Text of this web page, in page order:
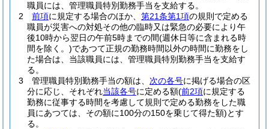
職員には、管理職員特別勤務手当を支給する。
2
前項に規定する場合のほか、 第21条第1項の規則で定める
職員が災害への対処その他の臨時又は緊急の必要により午
後10時から翌日の午前5時までの間(週休日等に含まれる時
間を除く。)であつて正規の勤務時間以外の時間に勤務をし
た場合は、当該職員には、管理職員特別勤務手当を支給す
る。
3
管理職員特別勤務手当の額は、 次の各号に掲げる場合の区
分に応じ、それぞれ当該各号に定める額(前2項に規定する
勤務に従事する時間を考慮して規則で定める勤務をした職
員にあつては、その額に100分の150を乗じて得た額)とす
る。